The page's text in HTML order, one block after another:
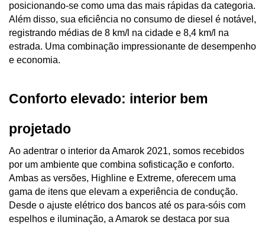
posicionando-se como uma das mais rápidas da categoria.
Além disso, sua eficiência no consumo de diesel é notável,
registrando médias de 8 km/l na cidade e 8,4 km/l na
estrada. Uma combinação impressionante de desempenho
e economia.
Conforto elevado: interior bem
projetado
Ao adentrar o interior da Amarok 2021, somos recebidos
por um ambiente que combina sofisticação e conforto.
Ambas as versões, Highline e Extreme, oferecem uma
gama de itens que elevam a experiência de condução.
Desde o ajuste elétrico dos bancos até os para-sóis com
espelhos e iluminação, a Amarok se destaca por sua